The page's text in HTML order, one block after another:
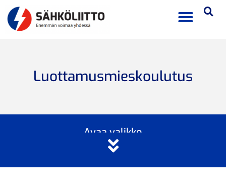
Luottamusmieskoulutus
Avaa valikko